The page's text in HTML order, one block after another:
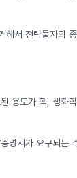
서 전략물자의
용도가 핵, 생화
명서가 요구되는